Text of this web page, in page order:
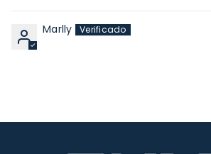
Marlly